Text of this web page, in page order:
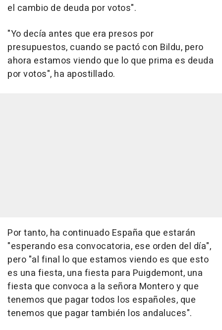
el cambio de deuda por votos".
"Yo decía antes que era presos por
presupuestos, cuando se pactó con Bildu, pero
ahora estamos viendo que lo que prima es deuda
por votos", ha apostillado.
Por tanto, ha continuado España que estarán
"esperando esa convocatoria, ese orden del día",
pero "al final lo que estamos viendo es que esto
es una fiesta, una fiesta para Puigdemont, una
fiesta que convoca a la señora Montero y que
tenemos que pagar todos los españoles, que
tenemos que pagar también los andaluces".